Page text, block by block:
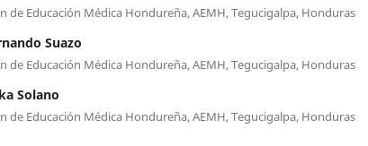
de Educación Médica Hondureña, AEMH, Tegucigalpa, Honduras
Suazo
de Educación Médica Hondureña, AEMH, Tegucigalpa, Honduras
Solano
de Educación Médica Hondureña, AEMH, Tegucigalpa, Honduras